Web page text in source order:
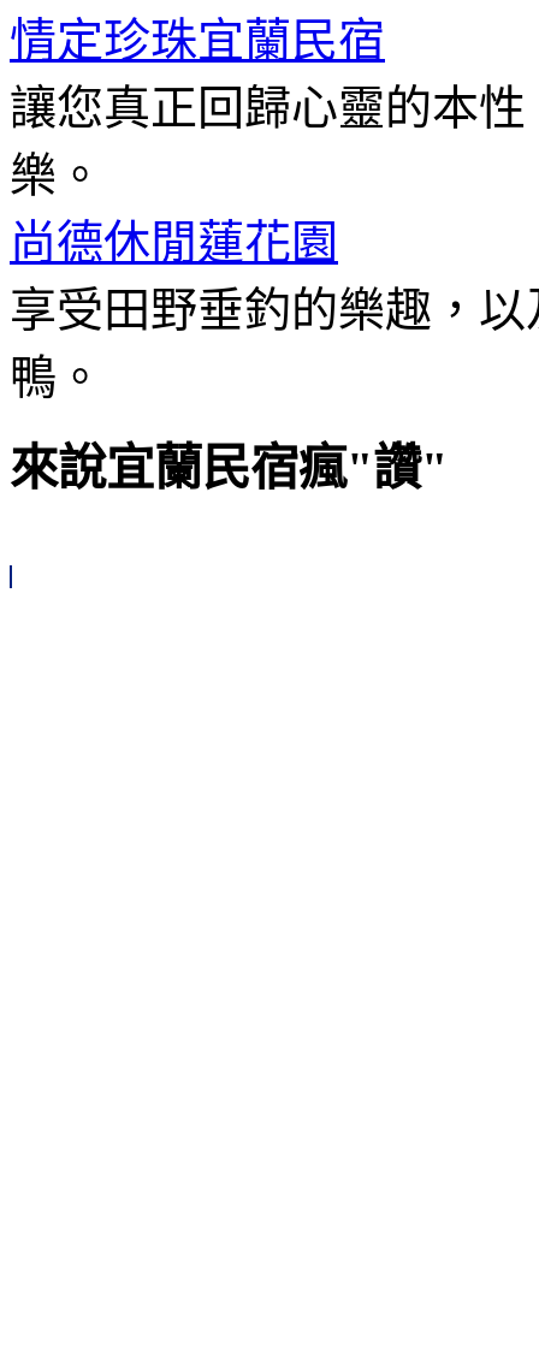
情定珍珠宜蘭民宿
讓您真正回歸心靈的本
樂。
尚德休閒蓮花園
享受田野垂釣的樂趣，
鴨。
來說宜蘭民宿瘋"讚"